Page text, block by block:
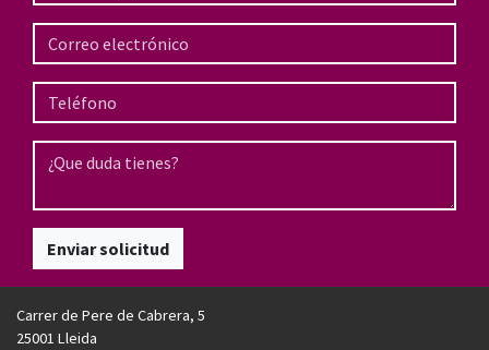
Enviar solicitud
Carrer de Pere de Cabrera, 5
25001 Lleida